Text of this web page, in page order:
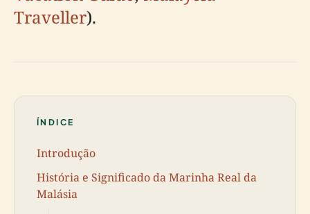
Traveller).
ÍNDICE
Introdução
História e Significado da Marinha Real da
Malásia